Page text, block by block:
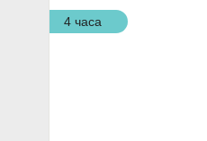
4 часа